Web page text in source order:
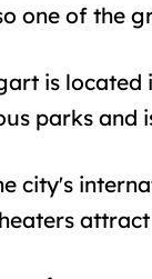
one of the
is
parks
city's